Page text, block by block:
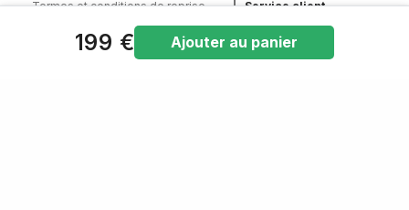
Termes et conditions de reprise
Conditions Générales de Vente
Service client
Contact
contact@backtomac.fr
199 € Ajouter au panier